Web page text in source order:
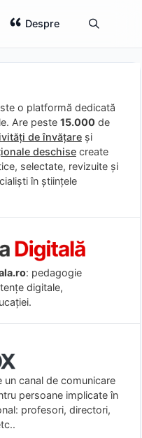
Despre
o platformă dedicată
Are peste 15.000 de
de învățare și
deschise create
selectate, revizuite și
în științele
: pedagogie
digitale,
un canal de comunicare
persoane implicate în
profesori, directori,